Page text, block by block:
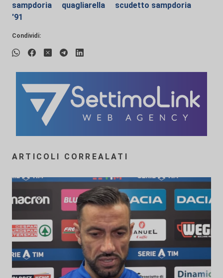
sampdoria quagliarella
scudetto sampdoria
'91
Condividi:
ARTICOLI CORREALATI